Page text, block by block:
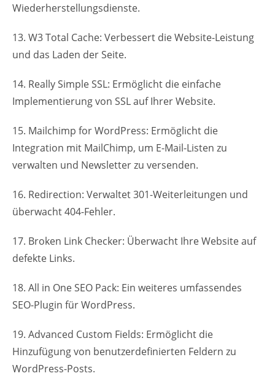
Wiederherstellungsdienste.
13. W3 Total Cache: Verbessert die Website-Leistung
und das Laden der Seite.
14. Really Simple SSL: Ermöglicht die einfache
Implementierung von SSL auf Ihrer Website.
15. Mailchimp for WordPress: Ermöglicht die
Integration mit MailChimp, um E-Mail-Listen zu
verwalten und Newsletter zu versenden.
16. Redirection: Verwaltet 301-Weiterleitungen und
überwacht 404-Fehler.
17. Broken Link Checker: Überwacht Ihre Website auf
defekte Links.
18. All in One SEO Pack: Ein weiteres umfassendes
SEO-Plugin für WordPress.
19. Advanced Custom Fields: Ermöglicht die
Hinzufügung von benutzerdefinierten Feldern zu
WordPress-Posts.